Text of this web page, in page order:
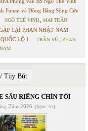
Funan và Đồng Bằng Sông Cửu
NGÔ THẾ VINH MAI TRẦN
LẠI PHAN NHẬT NAM
LỘ 1
TRẦN VŨ
PHAN
Tùy Bút
SẦU RIÊNG CHÍN TỚI
Tám 2026 (Xem: 51)